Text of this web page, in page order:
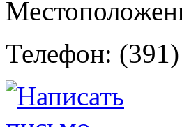
Телефон: